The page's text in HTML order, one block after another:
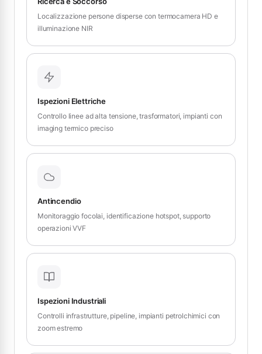
Localizzazione persone disperse con termocamera HD e
illuminazione NIR
Ispezioni Elettriche
Controllo linee ad alta tensione, trasformatori, impianti con
imaging termico preciso
Antincendio
Monitoraggio focolai, identificazione hotspot, supporto
operazioni VVF
Ispezioni Industriali
Controlli infrastrutture, pipeline, impianti petrolchimici con
zoom estremo